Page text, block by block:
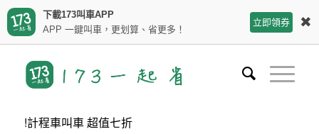
下載173叫車APP
APP 一鍵叫車，更划算、省更多！
立即領券 ✖
!計程車叫車 超值七折